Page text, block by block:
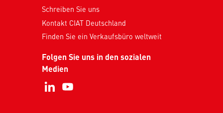
Schreiben Sie uns
Kontakt CIAT Deutschland
Finden Sie ein Verkaufsbüro weltweit
Folgen Sie uns in den sozialen
Medien